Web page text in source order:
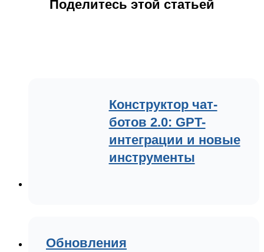
Поделитесь этой статьей
Конструктор чат-
ботов 2.0: GPT-
интеграции и новые
инструменты
Обновления